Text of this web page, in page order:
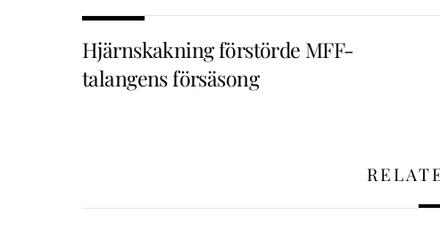
Hjärnskakning förstörde MFF-
talangens försäsong